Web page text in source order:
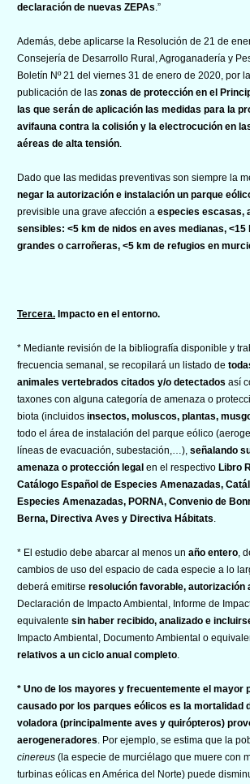
declaración de nuevas ZEPAs .”
Además, debe aplicarse la Resolución de 21 de
Consejería de Desarrollo Rural, Agroganadería y
Boletín Nº 21 del viernes 31 de enero de 2020, por
publicación de las zonas de protección en el
las que serán de aplicación las medidas para la
avifauna contra la colisión y la electrocución en
aéreas de alta tensión
Dado que las medidas preventivas son siempre la
negar la autorización e instalación un parque
previsible una grave afección a especies escasas,
sensibles: <5 km de nidos en aves medianas, <15
grandes o carroñeras, <5 km de refugios en
Tercera. Impacto en el entorno.
* Mediante revisión de la bibliografía disponible y
frecuencia semanal, se recopilará un listado de
animales vertebrados citados y/o detectados así
taxones con alguna categoría de amenaza o
biota (incluidos insectos, moluscos, plantas,
todo el área de instalación del parque eólico
líneas de evacuación, subestación,…), señalando
amenaza o protección legal en el respectivo Libro
Catálogo Español de Especies Amenazadas,
Especies Amenazadas, PORNA, Convenio de
Berna, Directiva Aves y Directiva Hábitats
* El estudio debe abarcar al menos un año entero ,
cambios de uso del espacio de cada especie a lo
deberá emitirse resolución favorable, autorización
Declaración de Impacto Ambiental, Informe de
equivalente sin haber recibido, analizado e
Impacto Ambiental, Documento Ambiental o
relativos a un ciclo anual completo
* Uno de los mayores y frecuentemente el mayor
causado por los parques eólicos es la mortalidad
voladora (principalmente aves y quirópteros)
aerogeneradores . Por ejemplo, se estima que la
cinereus (la especie de murciélago que muere con
turbinas eólicas en América del Norte) puede